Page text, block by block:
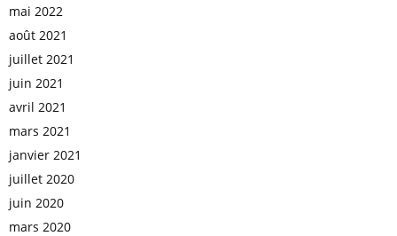
mai 2022
août 2021
juillet 2021
juin 2021
avril 2021
mars 2021
janvier 2021
juillet 2020
juin 2020
mars 2020